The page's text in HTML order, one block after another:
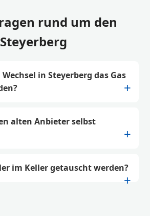
rund um den
in Steyerberg das Gas
alten Anbieter selbst
im Keller getauscht werden?